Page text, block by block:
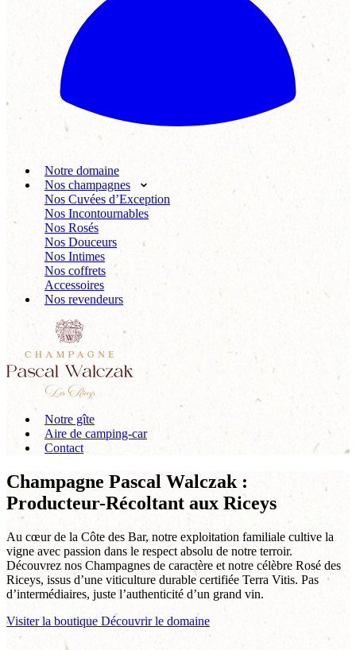
Notre domaine
Nos champagnes
Nos Cuvées d’Exception
Nos Incontournables
Nos Rosés
Nos Douceurs
Nos Intimes
Nos coffrets
Accessoires
Nos revendeurs
Notre gîte
Aire de camping-car
Contact
Champagne Pascal Walczak :
Producteur-Récoltant aux Riceys
Au cœur de la Côte des Bar, notre exploitation familiale cultive la
vigne avec passion dans le respect absolu de notre terroir.
Découvrez nos Champagnes de caractère et notre célèbre Rosé des
Riceys, issus d’une viticulture durable certifiée Terra Vitis. Pas
d’intermédiaires, juste l’authenticité d’un grand vin.
Visiter la boutique Découvrir le domaine